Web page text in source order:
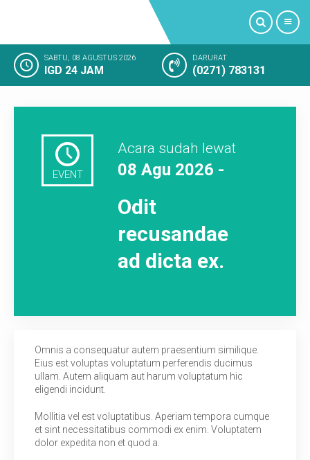
PROFIL
FASILITAS RUMAH SAKIT
KAMAR RAWAT INAP
KEGIATAN RUMAH SAKIT
KESAN PELANGGAN
SARAN
SABTU, 08 AGUSTUS 2026
IGD 24 JAM
DARURAT
(0271) 783131
EVENT
Acara sudah lewat
08 Agu 2026 -
Odit
recusandae
ad dicta ex.
Omnis a consequatur autem praesentium similique.
Eius est voluptas voluptatum perferendis ducimus
ullam. Autem aliquam aut harum voluptatum hic
eligendi incidunt.
Mollitia vel est voluptatibus. Aperiam tempora cumque
et sint necessitatibus commodi ex enim. Voluptatem
dolor expedita non et quod a.